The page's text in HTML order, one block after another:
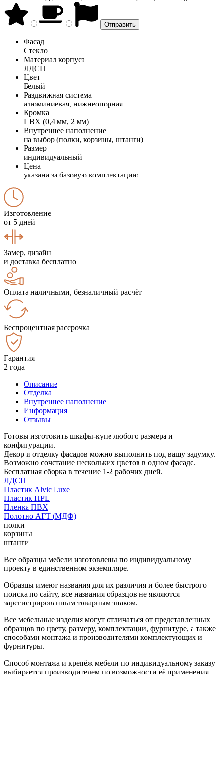
Фасад
Стекло
Материал корпуса
ЛДСП
Цвет
Белый
Раздвижная система
алюминиевая, нижнеопорная
Кромка
ПВХ (0,4 мм, 2 мм)
Внутреннее наполнение
на выбор (полки, корзины, штанги)
Размер
индивидуальный
Цена
указана за базовую комплектацию
Изготовление
от 5 дней
Замер, дизайн
и доставка бесплатно
Оплата наличными, безналичный расчёт
Беспроцентная рассрочка
Гарантия
2 года
Описание
Отделка
Внутреннее наполнение
Информация
Отзывы
Готовы изготовить шкафы-купе любого размера и
конфигурации.
Декор и отделку фасадов можно выполнить под вашу задумку.
Возможно сочетание нескольких цветов в одном фасаде.
Бесплатная сборка в течение 1-2 рабочих дней.
ЛДСП
Пластик Alvic Luxe
Пластик HPL
Пленка ПВХ
Полотно АГТ (МДФ)
полки
корзины
штанги
Все образцы мебели изготовлены по индивидуальному
проекту в единственном экземпляре.
Образцы имеют названия для их различия и более быстрого
поиска по сайту, все названия образцов не являются
зарегистрированным товарным знаком.
Все мебельные изделия могут отличаться от представленных
образцов по цвету, размеру, комплектации, фурнитуре, а также
способами монтажа и производителями комплектующих и
фурнитуры.
Способ монтажа и крепёж мебели по индивидуальному заказу
выбирается производителем по возможности её применения.